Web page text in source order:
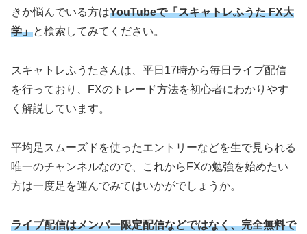
きか悩んでいる方はYouTubeで「スキャトレふうた FX大
学」と検索してみてください。
スキャトレふうたさんは、平日17時から毎日ライブ配信
を行っており、FXのトレード方法を初心者にわかりやす
く解説しています。
平均足スムーズドを使ったエントリーなどを生で見られる
唯一のチャンネルなので、これからFXの勉強を始めたい
方は一度足を運んでみてはいかがでしょうか。
ライブ配信はメンバー限定配信などではなく、完全無料で